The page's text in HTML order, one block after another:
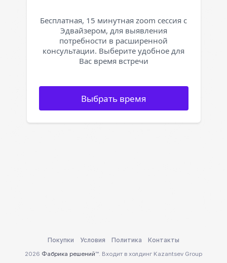
Бесплатная, 15 минутная zoom сессия с
Эдвайзером, для выявления
потребности в расширенной
консультации. Выберите удобное для
Вас время встречи
Выбрать время
2026 Фабрика решений™. Входит в холдинг Kazantsev Group
Покупки Условия Политика Контакты